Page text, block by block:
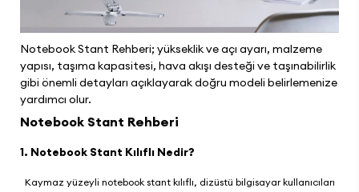
Notebook Stant Rehberi; yükseklik ve açı ayarı, malzeme
yapısı, taşıma kapasitesi, hava akışı desteği ve taşınabilirlik
gibi önemli detayları açıklayarak doğru modeli belirlemenize
yardımcı olur.
Notebook Stant Rehberi
1. Notebook Stant Kılıflı Nedir?
Kaymaz yüzeyli notebook stant kılıflı, dizüstü bilgisayar kullanıcıları